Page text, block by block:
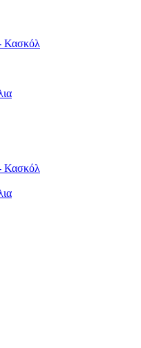
Κασκόλ
Κασκόλ